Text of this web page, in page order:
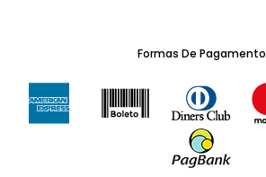
Formas De Pagamento